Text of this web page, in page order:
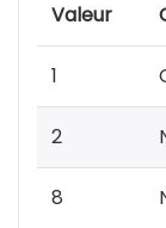
Valeur
1
2
8